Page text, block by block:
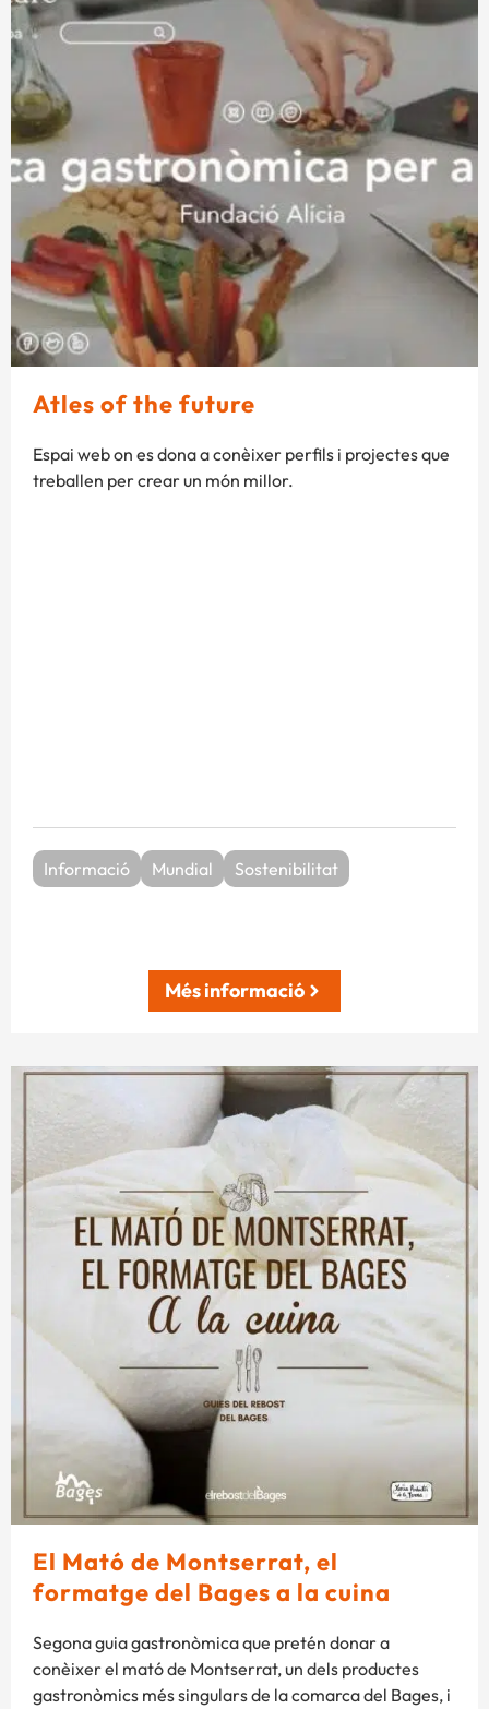
Atles of the future
Espai web on es dona a conèixer perfils i projectes que
treballen per crear un món millor.
Informació Mundial Sostenibilitat
Més informació
El Mató de Montserrat, el
formatge del Bages a la cuina
Segona guia gastronòmica que pretén donar a
conèixer el mató de Montserrat, un dels productes
gastronòmics més singulars de la comarca del Bages, i